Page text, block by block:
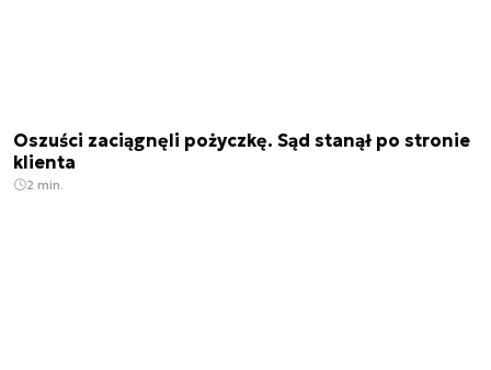
Oszuści zaciągnęli pożyczkę. Sąd stanął po stronie
klienta
2 min.